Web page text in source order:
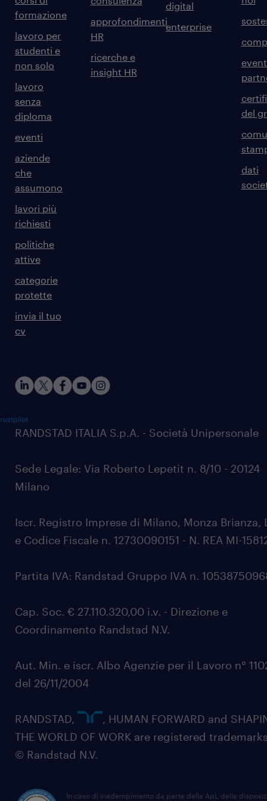
formazione
lavoro per
studenti e
non solo
lavoro
senza
diploma
eventi
aziende
che
assumono
lavori più
richiesti
politiche
attive
categorie
protette
invia il tuo
cv
approfondimenti
HR
ricerche e
insight HR
digital
enterprise
del
dati
RANDSTAD ITALIA S.p.A. - Società Unipersonale
Sede Legale: Via Roberto Lepetit n. 8/10 - 20124
Milano
Iscr. Registro Imprese di Milano, Monza Brianza,
e Codice Fiscale n. 12730090151 - N. REA MI-
Partita IVA: Randstad Gruppo IVA n.
Cap. Soc. € 27.110.320,00 i.v. - Direzione e
Coordinamento Randstad N.V.
Aut. Min. e iscr. Albo Agenzie per il Lavoro n°
del 26/11/2004
RANDSTAD,
, HUMAN FORWARD and
THE WORLD OF WORK are registered
© Randstad N.V.
In caso di inadempimento da parte della ApL delle